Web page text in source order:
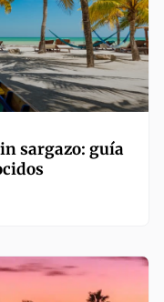
sargazo: guía